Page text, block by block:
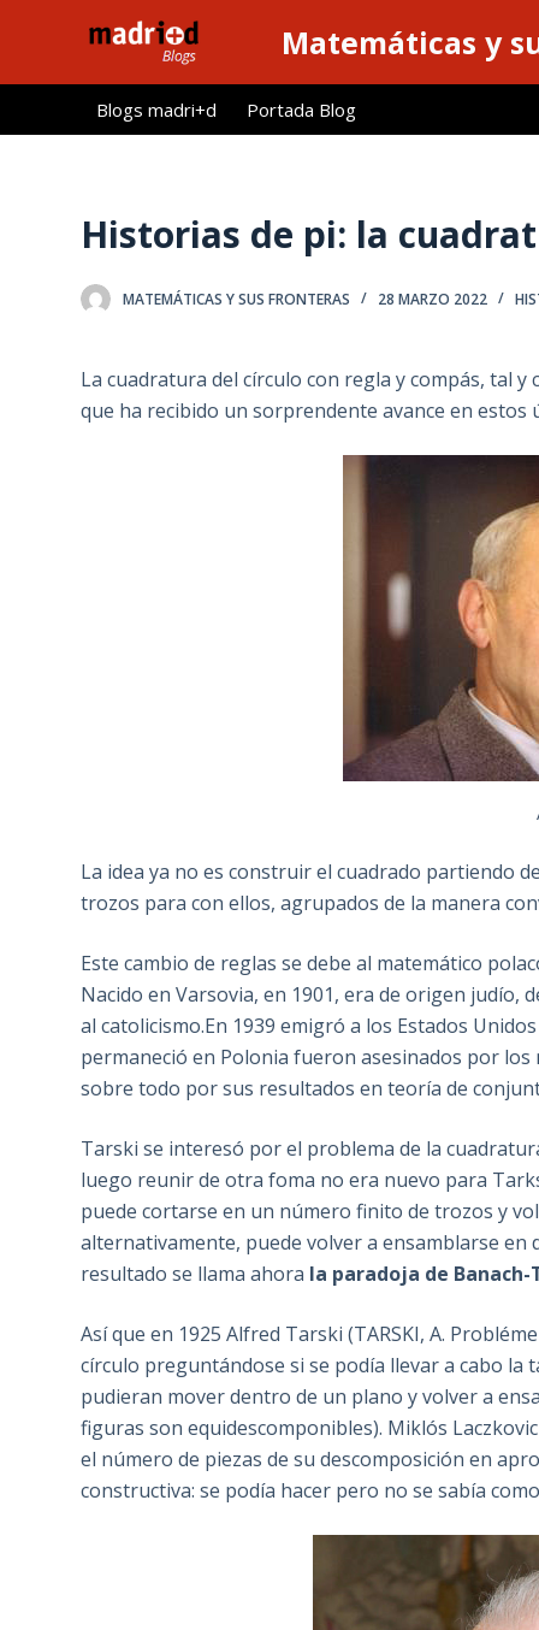
l
Matemáticas y
Blogs madri+d Portada Blog
Historias de pi: la
MATEMÁTICAS Y SUS FRONTERAS 28 MARZO 2022
La cuadratura del círculo con regla y compás, tal
que ha recibido un sorprendente avance en estos
La idea ya no es construir el cuadrado partiendo
trozos para con ellos, agrupados de la manera
Este cambio de reglas se debe al matemático
Nacido en Varsovia, en 1901, era de origen judío,
al catolicismo.En 1939 emigró a los Estados
permaneció en Polonia fueron asesinados por
sobre todo por sus resultados en teoría de
Tarski se interesó por el problema de la
luego reunir de otra foma no era nuevo para
puede cortarse en un número finito de trozos y
alternativamente, puede volver a ensamblarse en
resultado se llama ahora la paradoja de Banach-
Así que en 1925 Alfred Tarski (TARSKI, A.
círculo preguntándose si se podía llevar a cabo
pudieran mover dentro de un plano y volver a
figuras son equidescomponibles). Miklós
el número de piezas de su descomposición en
constructiva: se podía hacer pero no se sabía